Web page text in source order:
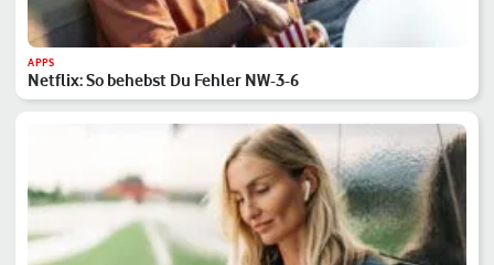
APPS
Netflix: So behebst Du Fehler NW-3-6